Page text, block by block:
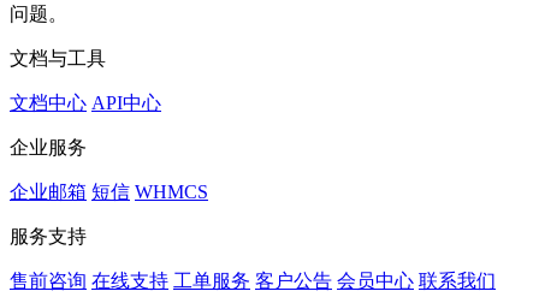
问题。
文档与工具
文档中心 API中心
企业服务
企业邮箱 短信 WHMCS
服务支持
售前咨询 在线支持 工单服务 客户公告 会员中心 联系我们